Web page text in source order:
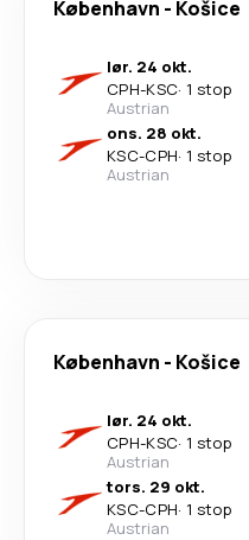
København - Košice
lør. 24 okt.
CPH-KSC· 1 stop
Austrian
ons. 28 okt.
KSC-CPH· 1 stop
Austrian
København - Košice
lør. 24 okt.
CPH-KSC· 1 stop
Austrian
tors. 29 okt.
KSC-CPH· 1 stop
Austrian